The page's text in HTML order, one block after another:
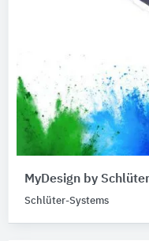
MyDesign by
Schlüter-Systems